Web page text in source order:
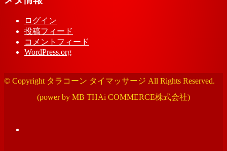
ログイン
投稿フィード
コメントフィード
WordPress.org
© Copyright タラコーン タイマッサージ All Rights Reserved.
(power by MB THAi COMMERCE株式会社)